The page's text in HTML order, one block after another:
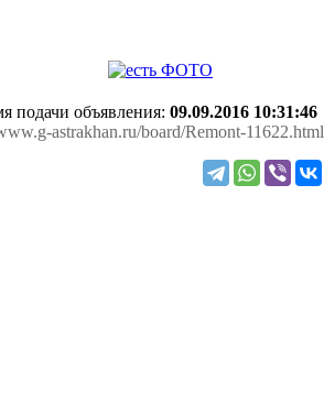
подачи объявления: 09.09.2016 10:31:46
astrakhan.ru/board/Remont-11622.html